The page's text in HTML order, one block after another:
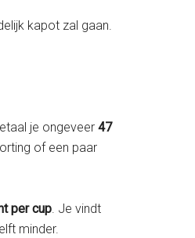
kapot zal gaan.
je ongeveer 47
of een paar
per cup. Je vindt
minder.